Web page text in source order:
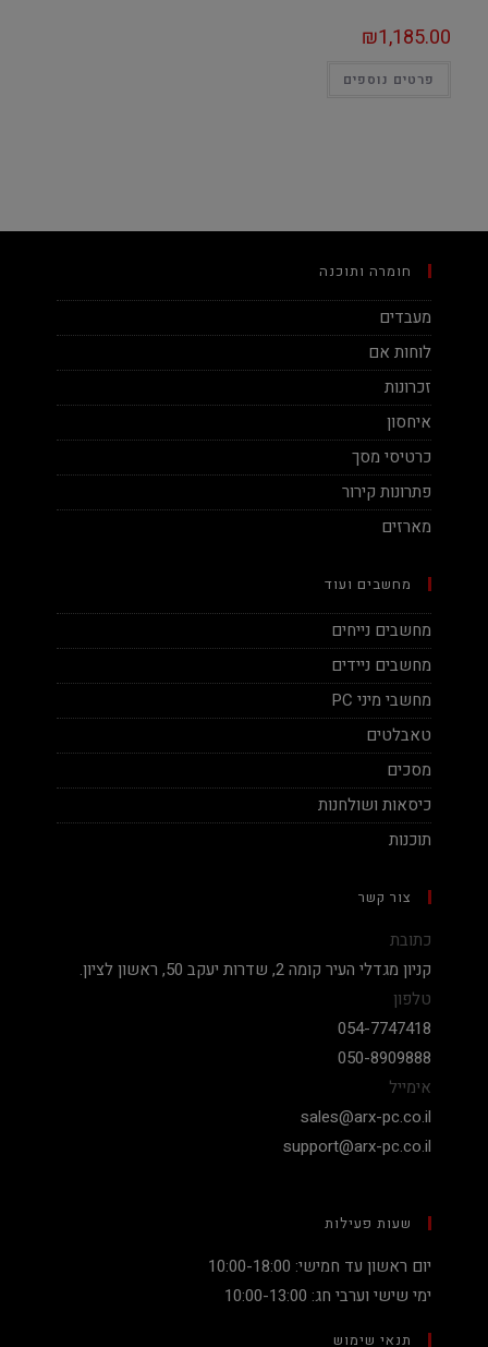
₪1,185.00
פרטים נוספים
חומרה ותוכנה
מעבדים
לוחות אם
זכרונות
איחסון
כרטיסי מסך
פתרונות קירור
מארזים
מחשבים ועוד
מחשבים נייחים
מחשבים ניידים
מחשבי מיני PC
טאבלטים
מסכים
כיסאות ושולחנות
תוכנות
צור קשר
כתובת
קניון מגדלי העיר קומה 2, שדרות יעקב 50, ראשון לציון.
טלפון
054-7747418
050-8909888
אימייל
sales@arx-pc.co.il
support@arx-pc.co.il
שעות פעילות
יום ראשון עד חמישי: 10:00-18:00
ימי שישי וערבי חג: 10:00-13:00
תנאי שימוש